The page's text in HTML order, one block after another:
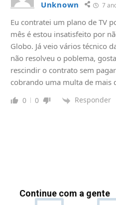
Unknown 7
Eu contratei um plano de TV
mês é estou insatisfeito por
Globo. Já veio vários técnico
não resolveu o poblema,
rescindir o contrato sem
cobrando uma multa de mais
0 0 Responder
Continue com a gente